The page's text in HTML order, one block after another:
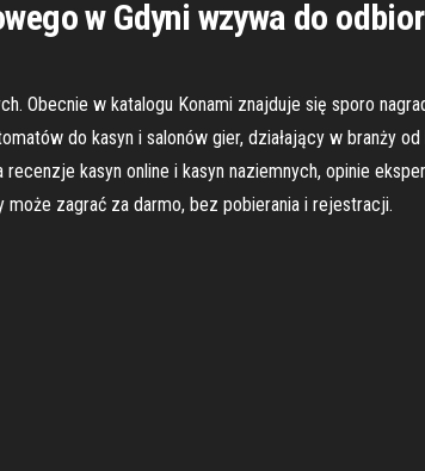
w Gdyni wzywa do
Obecnie w katalogu Konami znajduje się sporo
do kasyn i salonów gier, działający w branży
kasyn online i kasyn naziemnych, opinie
zagrać za darmo, bez pobierania i rejestracji.